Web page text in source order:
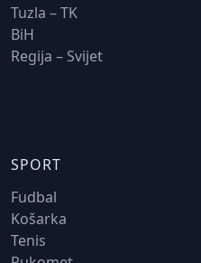
Tuzla – TK
BiH
Regija – Svijet
SPORT
Fudbal
Košarka
Tenis